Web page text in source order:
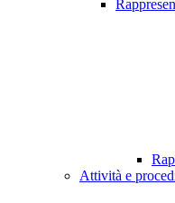
Attività e